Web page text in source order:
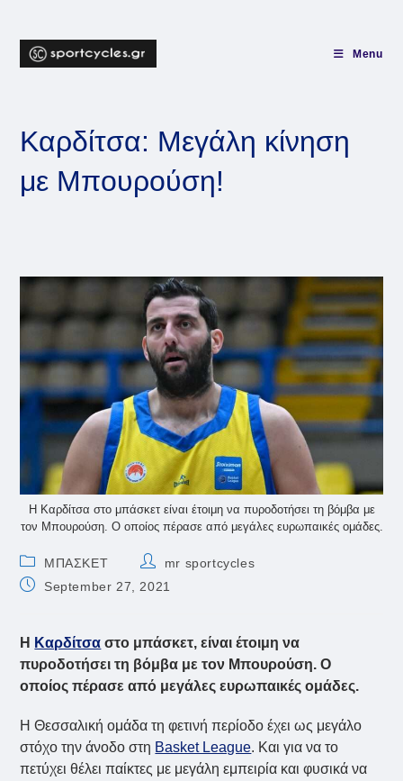
content
Menu
Καρδίτσα: Μεγάλη κίνηση
με Μπουρούση!
Η Καρδίτσα στο μπάσκετ είναι έτοιμη να πυροδοτήσει τη βόμβα με
τον Μπουρούση. Ο οποίος πέρασε από μεγάλες ευρωπαικές ομάδες.
Post
category:
ΜΠΑΣΚΕΤ
Postmr sportcycles
PostSeptember 27, 2021
Η Καρδίτσα στο μπάσκετ, είναι έτοιμη να
πυροδοτήσει τη βόμβα με τον Μπουρούση. Ο
οποίος πέρασε από μεγάλες ευρωπαικές ομάδες.
Η Θεσσαλική ομάδα τη φετινή περίοδο έχει ως μεγάλο
στόχο την άνοδο στη Basket League. Και για να το
πετύχει θέλει παίκτες με μεγάλη εμπειρία και φυσικά να